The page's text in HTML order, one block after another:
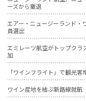
ーズから撤退
エアー・ニュージーランド・
員選出
エミレーツ航空がトップクラ
加
「ワインフライト」で観光客
ワイン産地を結ぶ新路線就航